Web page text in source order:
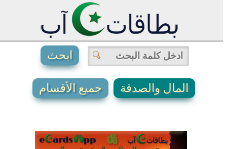
المال والصدقة جميع الأقسام
0
0
0